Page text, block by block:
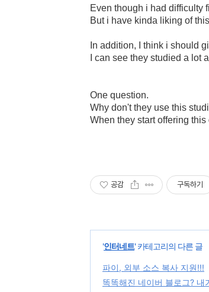
Even though i had difficulty
But i have kinda liking of
In addition, I think i should
I can see they studied a lot
One question.
Why don't they use this
When they start offering
공감 구독하기
'인터네트' 카테고리의 다른 글
파이, 외부 소스 복사 지원!!!
똑똑해진 네이버 블로그? 내